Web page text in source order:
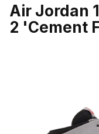
Air Jordan
2 'Cement